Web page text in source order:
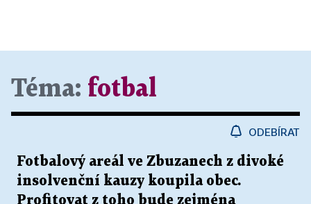
Téma: fotbal
ODEBÍRAT
Fotbalový areál ve Zbuzanech z divoké
insolvenční kauzy koupila obec.
Profitovat z toho bude zejména